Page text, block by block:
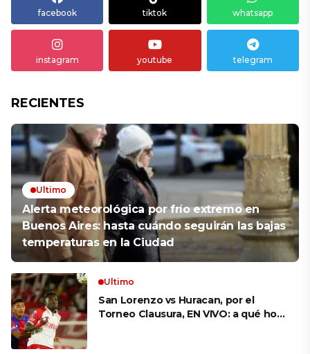
facebook tiktok whatsapp
instagram youtube telegram
RECIENTES
Ultimo
Alerta meteorológica por frío extremo en
Buenos Aires: hasta cuándo seguirán las bajas
temperaturas en la Ciudad
Ultimo
San Lorenzo vs Huracan, por el
Torneo Clausura, EN VIVO: a qué hora